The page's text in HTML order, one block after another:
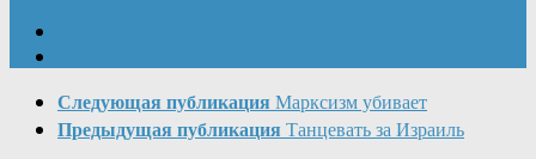
Следующая публикация Марксизм убивает
Предыдущая публикация Танцевать за Израиль